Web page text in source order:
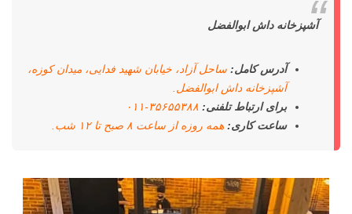
آشپزخانه داش ابوالفضل
آدرس کامل: ساحل آزاد، خیابان شهید فدایی، میدان کوزه،
آشپزخانه داش ابوالفضل.
برای ارتباط تلفنی: ۳۵۶۵۵۳۸۸-۰۱۱
ساعت کاری: همه روزه از ساعت ۸ صبح تا ۱۲ شب.